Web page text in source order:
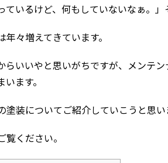
ているけど、何もしていないなぁ。
年々増えてきています。
らいいやと思いがちですが、メンテ
ます。
塗装についてご紹介していこうと思い
覧ください。